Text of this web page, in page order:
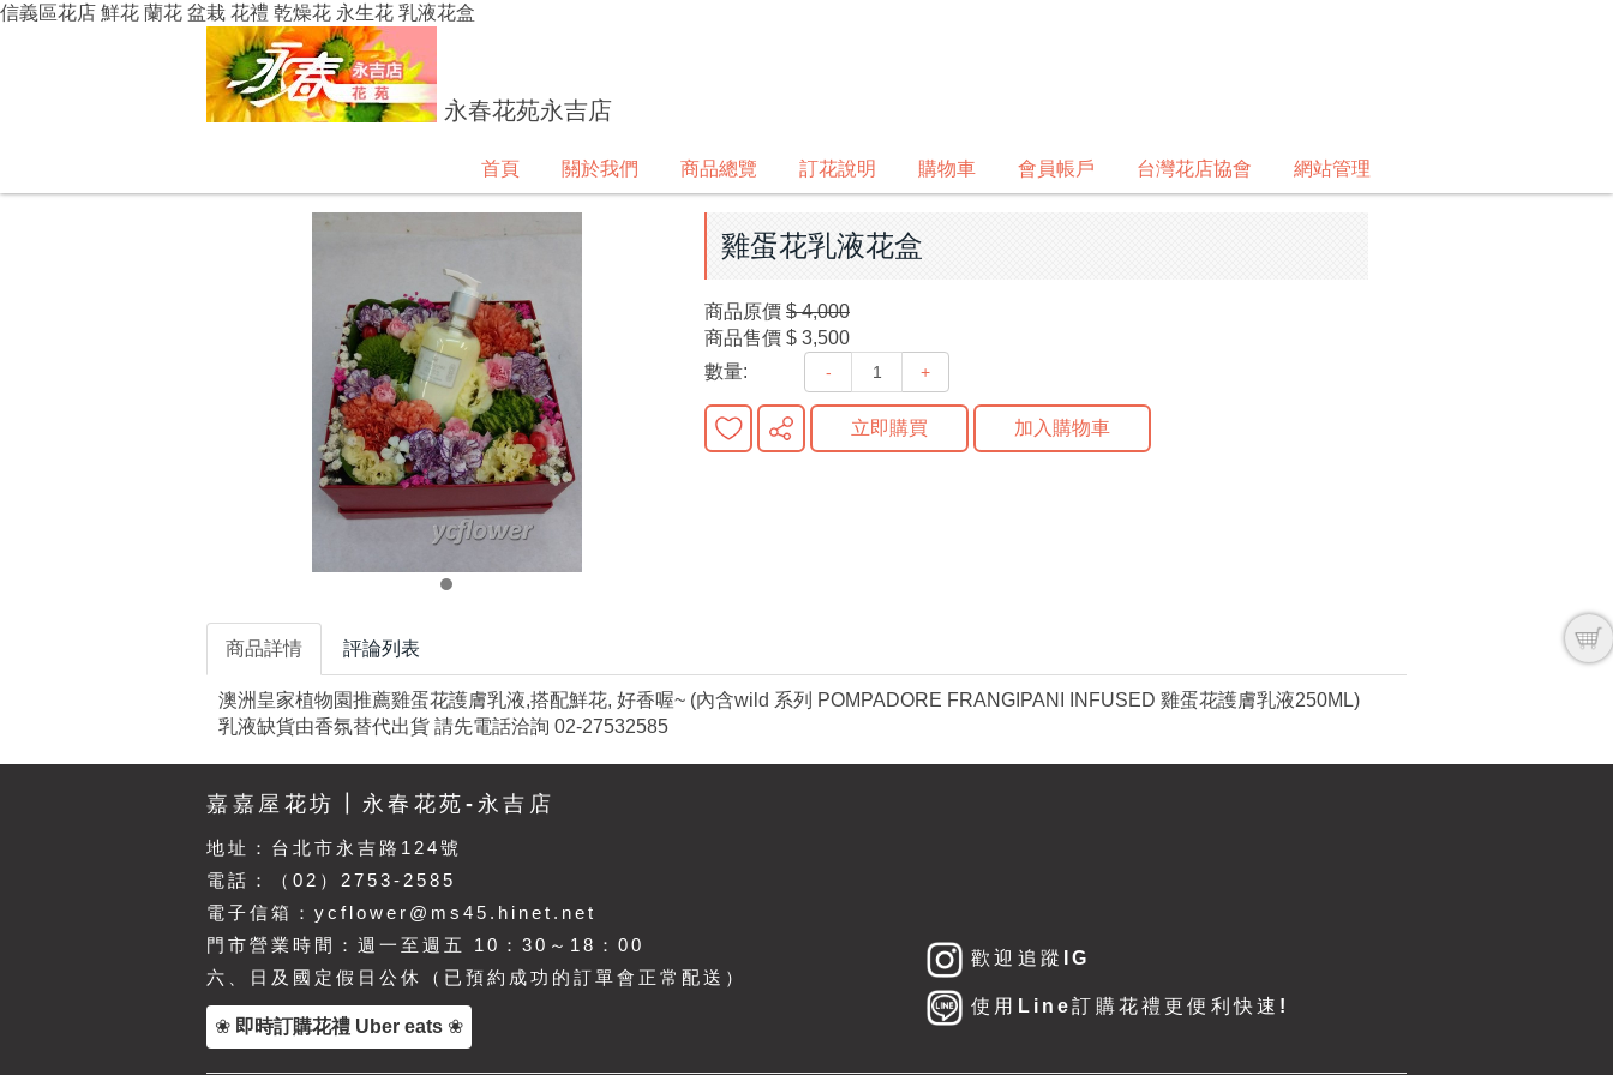
信義區花店 鮮花 蘭花 盆栽 花禮 乾燥花 永生花 乳液花盒
永春花苑永吉店
首頁 關於我們 商品總覽 訂花說明 購物車 會員帳戶 台灣花店協會 網站管理
雞蛋花乳液花盒
商品原價 $ 4,000
商品售價 $ 3,500
數量:
- +
立即購買 加入購物車
商品詳情 評論列表
澳洲皇家植物園推薦雞蛋花護膚乳液,搭配鮮花, 好香喔~ (內含wild 系列 POMPADORE FRANGIPANI INFUSED 雞蛋花護膚乳液250ML)
乳液缺貨由香氛替代出貨 請先電話洽詢 02-27532585
嘉嘉屋花坊┃永春花苑-永吉店
地址： 台北市永吉路124號
電話：（02）2753-2585
電子信箱：ycflower@ms45.hinet.net
門市營業時間：週一至週五 10：30～18：00
六、日及國定假日公休（已預約成功的訂單會正常配送）
❀ 即時訂購花禮 Uber eats ❀
歡迎追蹤IG
使用Line訂購花禮更便利快速!